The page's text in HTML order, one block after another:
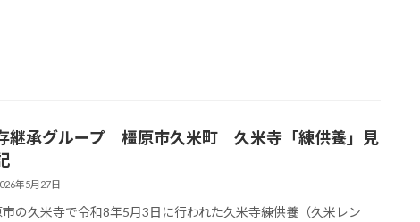
継承グループ 橿原市久米町 久米寺「練供養」見
年5月27日
市の久米寺で令和8年5月3日に行われた久米寺練供養（久米レン